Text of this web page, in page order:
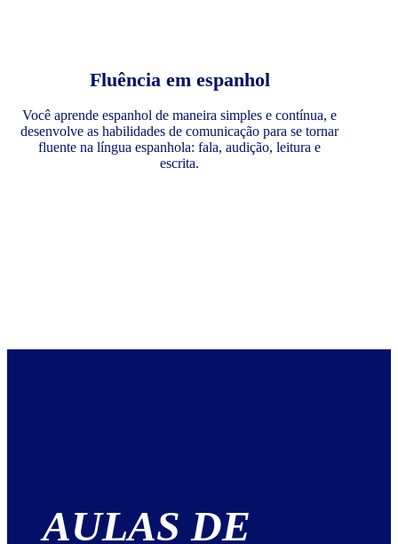
Fluência em espanhol
Você aprende espanhol de maneira simples e contínua, e
desenvolve as habilidades de comunicação para se tornar
fluente na língua espanhola: fala, audição, leitura e
escrita.
AULAS DE